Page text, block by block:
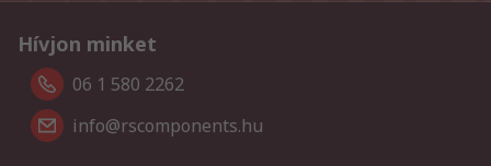
Hívjon minket
06 1 580 2262
info@rscomponents.hu